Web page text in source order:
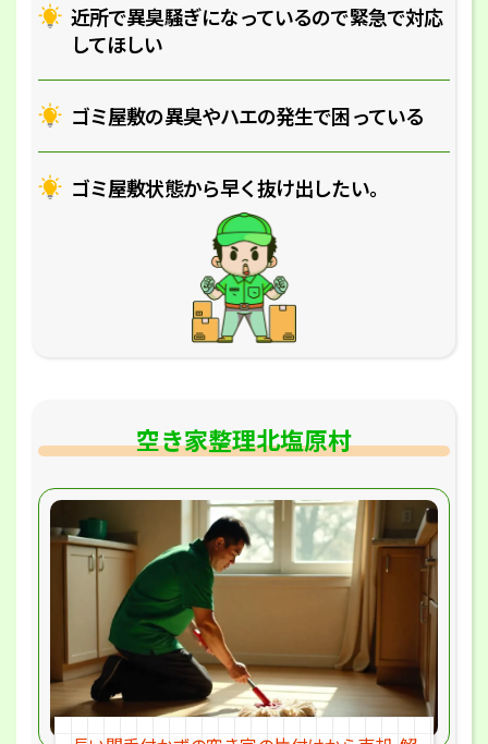
近所で異臭騒ぎになっているので緊急で対応
してほしい
ゴミ屋敷の異臭やハエの発生で困っている
ゴミ屋敷状態から早く抜け出したい｡
空き家整理北塩原村